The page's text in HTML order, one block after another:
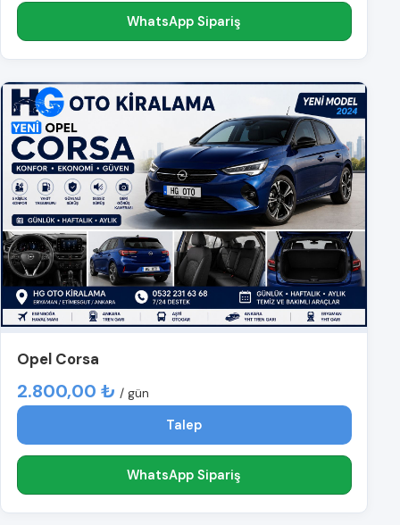
WhatsApp Sipariş
Opel Corsa
2.800,00 ₺ / gün
Talep
WhatsApp Sipariş